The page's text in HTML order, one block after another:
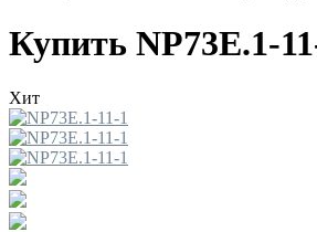
Купить NP73E.1-
Хит